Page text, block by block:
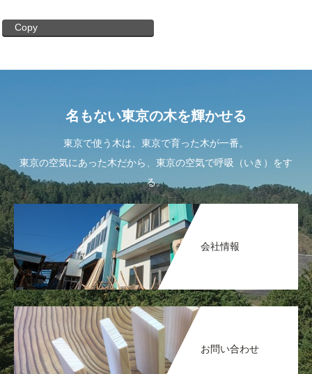
Copy
名もない東京の木を輝かせる
東京で使う木は、東京で育った木が一番。
東京の空気にあった木だから、東京の空気で呼吸（いき）をす
る。
会社情報
お問い合わせ